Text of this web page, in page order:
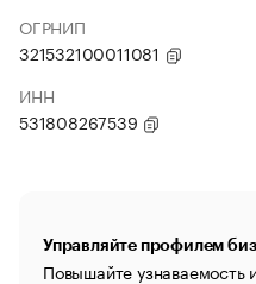
ОГРНИП
321532100011081
ИНН
531808267539
Управляйте профилем
Повышайте узнаваемость